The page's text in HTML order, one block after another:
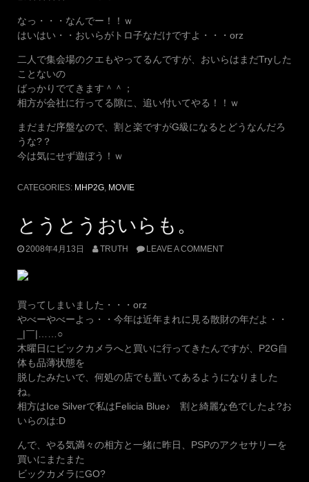
なっ・・・なんでー！！ｗ
はいはい・・おいらがトロ子なだけですよ・・・orz
二人で集会場のクエもやってるんですが、おいらはまだTryした
ことないの
ばっかりでてきます＾＾；
相方が会社に行ってる隙に、追い付いてやる！！ｗ
まだまだ序盤なので、割と楽ですがG級になるとどうなんだろ
うな?？
今は気にせず遊ぼう！ｗ
CATEGORIES: MHP2G, MOVIE
とうとうおいらも。
2008年4月13日 TRUTH LEAVE A COMMENT
買ってしまいました・・・orz
やべーやべーよっ・・今年は近年まれに見る散財の年だよ・・
_|￣|……○
木曜日にビックカメラへと買いに行ってきたんですが、P2G自
体も品薄状態を
脱したみたいで、何処の店でも置いてあるようになりました
ね。
相方はIce Silverで私はFelicia Blue♪ 割と綺麗な色でしたよ?お
いらのは:D
んで、やる気満々の相方と一緒に昨日、PSPのアクセサリーを
買いにまたまた
ビックカメラにGO?